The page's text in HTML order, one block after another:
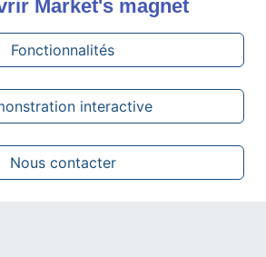
Market's magnet
Fonctionnalités
interactive
Nous contacter